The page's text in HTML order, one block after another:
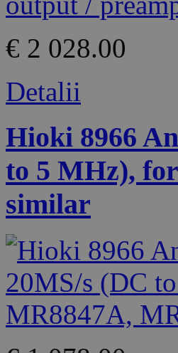
€ 2 028.00
Detalii
Hioki 8966
to 5 MHz),
similar